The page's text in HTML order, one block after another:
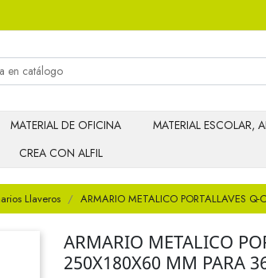
MATERIAL DE OFICINA
MATERIAL ESCOLAR,
CREA CON ALFIL
Llaveros ARMARIO METALICO PORTALLAVES
ARMARIO METALICO
250X180X60 MM PARA